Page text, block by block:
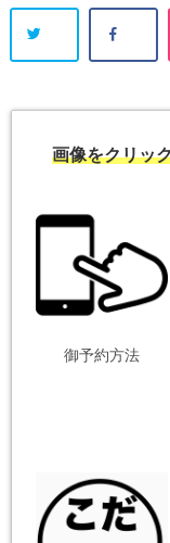
画像をクリッ
御予約方法